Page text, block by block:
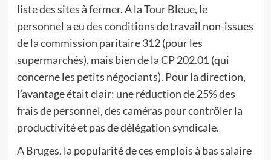
liste des sites à fermer. A la Tour Bleue, le
personnel a eu des conditions de travail non-issues
de la commission paritaire 312 (pour les
supermarchés), mais bien de la CP 202.01 (qui
concerne les petits négociants). Pour la direction,
l’avantage était clair: une réduction de 25% des
frais de personnel, des caméras pour contrôler la
productivité et pas de délégation syndicale.
A Bruges, la popularité de ces emplois à bas salaire